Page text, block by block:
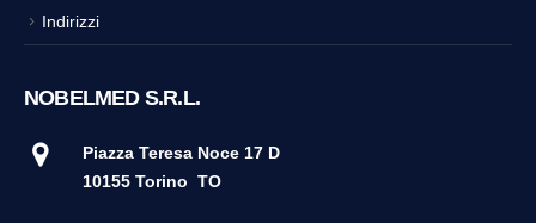
Indirizzi
NOBELMED S.R.L.
Piazza Teresa Noce 17 D
10155 Torino TO